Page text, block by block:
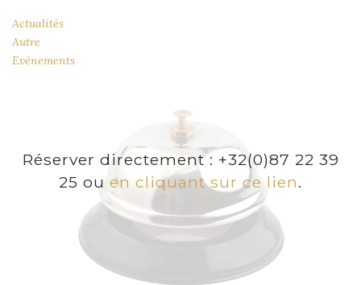
Actualités
Autre
Evénements
Réserver directement : +32(0)87 22 39
25 ou en cliquant sur ce lien.